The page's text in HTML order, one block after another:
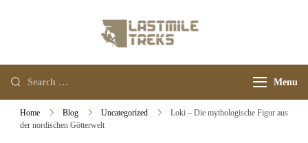
Menu
Home Blog Uncategorized
Loki – Die mythologische Figur aus
der nordischen Götterwelt